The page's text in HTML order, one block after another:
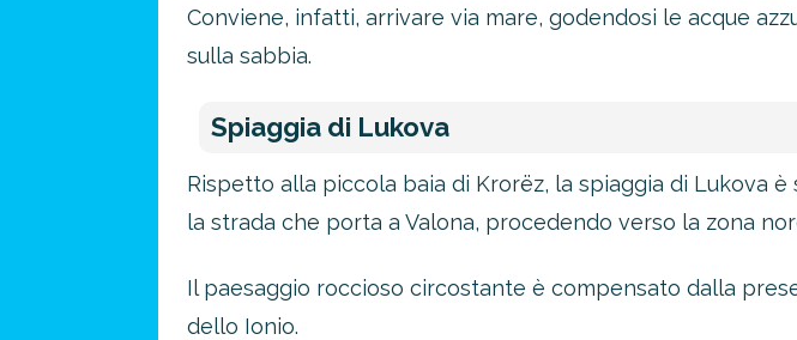
Conviene, infatti, arrivare via mare, godendosi le acque
sulla sabbia.
Spiaggia di Lukova
Rispetto alla piccola baia di Krorëz, la spiaggia di Lukova
la strada che porta a Valona, procedendo verso la zona
Il paesaggio roccioso circostante è compensato dalla
dello Ionio.